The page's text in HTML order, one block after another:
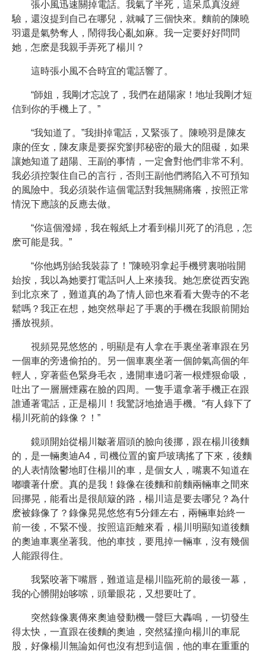
張小風迅速關掉電話。我氣了半死，這呆瓜真沒經
驗，還沒提到自己在哪兒，就喊了三個快來。麵前的陳曉
羽還是氣勢奪人，鬧得我心亂如麻。我一定要好好問問
她，怎麽是我親手弄死了楊川？
這時張小風不合時宜的電話響了。
“師姐，我剛才忘說了，我們在趙陽家！地址我剛才短
信到你的手機上了。”
“我知道了。”我掛掉電話，又緊張了。陳曉羽是陳友
康的侄女，陳友康是要探究劉邦秘密的最大的阻礙，如果
讓她知道了趙陽、王副的事情，一定會對他們非常不利。
我必須控製住自己的言行，否則王副他們將陷入不可預知
的風險中。我必須裝作這個電話對我無關痛癢，按照正常
情況下應該的反應去做。
“你這個潑婦，我在報紙上才看到楊川死了的消息，怎
麽可能是我。”
“你他媽別給我裝蒜了！”陳曉羽拿起手機劈裏啪啦開
始按，我以為她要打電話叫人上來揍我。她怎麽從西安跑
到北京來了，難道真的為了情人節也來看看大覺寺的不老
鬆嗎？我正在想，她突然舉起了手裏的手機在我眼前開始
播放視頻。
視頻晃晃悠悠的，明顯是有人拿在手裏坐著車跟在另
一個車的旁邊偷拍的。另一個車裏坐著一個帥氣高個的年
輕人，穿著藍色緊身毛衣，邊開車邊叼著一根煙狠命吸，
吐出了一層層煙霧在臉的四周。一隻手還拿著手機正在跟
誰通著電話，正是楊川！我驚訝地搶過手機。“有人錄下了
楊川死前的錄像？！”
鏡頭開始從楊川皺著眉頭的臉向後挪，跟在楊川後麵
的，是一輛奧迪A4，司機位置的窗戶玻璃搖了下來，後麵
的人表情陰鬱地盯住楊川的車，是個女人，嘴裏不知道在
嘟囔著什麽。真的是我！錄像在後麵和前麵兩輛車之間來
回挪晃，能看出是很顛簸的路，楊川這是要去哪兒？為什
麽被錄像了？錄像晃晃悠悠有5分鍾左右，兩輛車始終一
前一後，不緊不慢。按照這距離來看，楊川明顯知道後麵
的奧迪車裏坐著我。他的車技，要甩掉一輛車，沒有幾個
人能跟得住。
我緊咬著下嘴唇，難道這是楊川臨死前的最後一幕，
我的心髒開始哆嗦，頭暈眼花，又想要吐了。
突然錄像裏傳來奧迪發動機一聲巨大轟鳴，一切發生
得太快，一直跟在後麵的奧迪，突然猛撞向楊川的車屁
股，好像楊川無論如何也沒有想到這個，他的車在重重的